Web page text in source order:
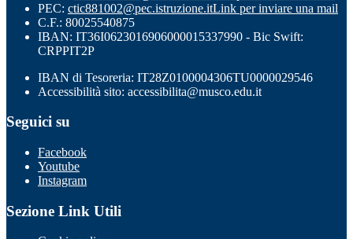
PEC: ctic881002@pec.istruzione.itLink per inviare una mail
C.F.: 80025540875
IBAN: IT36I0623016906000015337990 - Bic Swift:
CRPPIT2P
IBAN di Tesoreria: IT28Z0100004306TU0000029546
Accessibilità sito: accessibilita@musco.edu.it
Seguici su
Facebook
Youtube
Instagram
Sezione Link Utili